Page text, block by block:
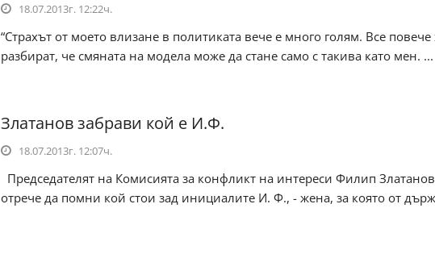
18.07.2013г. 12:22ч.
“Страхът от моето влизане в политиката вече е много голям. Все повече
разбират, че смяната на модела може да стане само с такива като мен. ...
Златанов забрави кой е И.Ф.
18.07.2013г. 12:07ч.
Председателят на Комисията за конфликт на интереси Филип
отрече да помни кой стои зад инициалите И. Ф., - жена, за която от